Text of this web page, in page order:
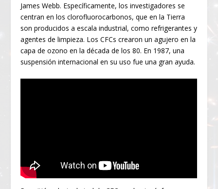
James Webb. Específicamente, los investigadores se
centran en los clorofluorocarbonos, que en la Tierra
son producidos a escala industrial, como refrigerantes y
agentes de limpieza. Los CFCs crearon un agujero en la
capa de ozono en la década de los 80. En 1987, una
suspensión internacional en su uso fue una gran ayuda.